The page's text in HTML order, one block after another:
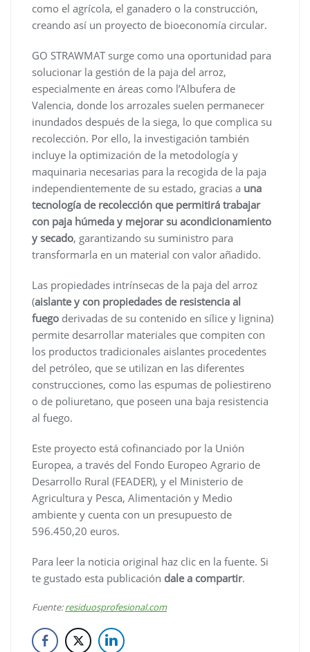
como el agrícola, el ganadero o la construcción,
creando así un proyecto de bioeconomía circular.
GO STRAWMAT surge como una oportunidad para
solucionar la gestión de la paja del arroz,
especialmente en áreas como l’Albufera de
Valencia, donde los arrozales suelen permanecer
inundados después de la siega, lo que complica su
recolección. Por ello, la investigación también
incluye la optimización de la metodología y
maquinaria necesarias para la recogida de la paja
independientemente de su estado, gracias a una
tecnología de recolección que permitirá trabajar
con paja húmeda y mejorar su acondicionamiento
y secado, garantizando su suministro para
transformarla en un material con valor añadido.
Las propiedades intrínsecas de la paja del arroz
(aislante y con propiedades de resistencia al
fuego derivadas de su contenido en sílice y lignina)
permite desarrollar materiales que compiten con
los productos tradicionales aislantes procedentes
del petróleo, que se utilizan en las diferentes
construcciones, como las espumas de poliestireno
o de poliuretano, que poseen una baja resistencia
al fuego.
Este proyecto está cofinanciado por la Unión
Europea, a través del Fondo Europeo Agrario de
Desarrollo Rural (FEADER), y el Ministerio de
Agricultura y Pesca, Alimentación y Medio
ambiente y cuenta con un presupuesto de
596.450,20 euros.
Para leer la noticia original haz clic en la fuente. Si
te gustado esta publicación dale a compartir.
Fuente:residuosprofesional.com